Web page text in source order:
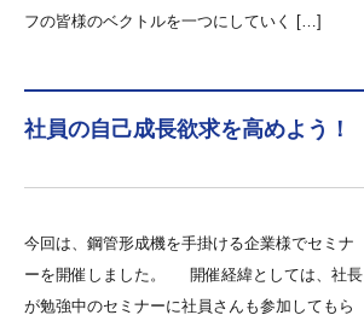
フの皆様のベクトルを一つにしていく […]
社員の自己成長欲求を高めよう！
今回は、鋼管形成機を手掛ける企業様でセミナ
ーを開催しました。 開催経緯としては、社長
が勉強中のセミナーに社員さんも参加してもら